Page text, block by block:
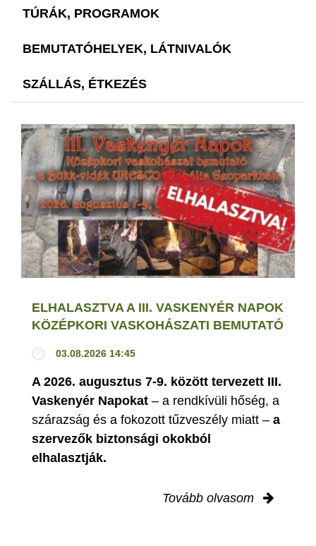
TÚRÁK, PROGRAMOK
BEMUTATÓHELYEK, LÁTNIVALÓK
SZÁLLÁS, ÉTKEZÉS
ELHALASZTVA A III. VASKENYÉR NAPOK
KÖZÉPKORI VASKOHÁSZATI BEMUTATÓ
03.08.2026 14:45
A 2026. augusztus 7-9. között tervezett III.
Vaskenyér Napokat – a rendkívüli hőség, a
szárazság és a fokozott tűzveszély miatt – a
szervezők biztonsági okokból
elhalasztják.
Tovább olvasom